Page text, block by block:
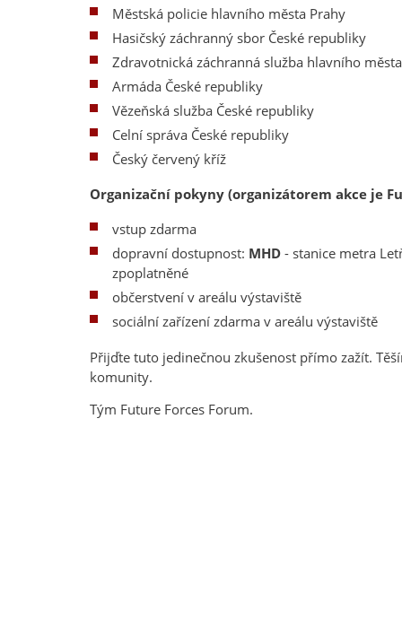
Městská policie hlavního města Prahy
Hasičský záchranný sbor České republiky
Zdravotnická záchranná služba hlavního
Armáda České republiky
Vězeňská služba České republiky
Celní správa České republiky
Český červený kříž
Organizační pokyny (organizátorem akce je
vstup zdarma
dopravní dostupnost: MHD - stanice metra
zpoplatněné
občerstvení v areálu výstaviště
sociální zařízení zdarma v areálu výstaviště
Přijďte tuto jedinečnou zkušenost přímo zažít.
komunity.
Tým Future Forces Forum.